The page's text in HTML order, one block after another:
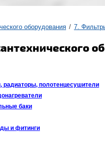
оборудования 7.
радиаторы, полотенцесушители
баки
и фитинги